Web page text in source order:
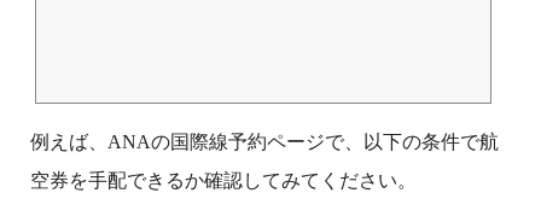
例えば、ANAの国際線予約ページで、以下の条件で航
空券を手配できるか確認してみてください。